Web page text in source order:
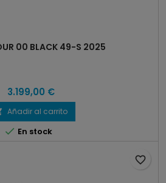
00 BLACK 49-S 2025
3.199,00 €
Añadir al carrito
 En stock
favorite_border